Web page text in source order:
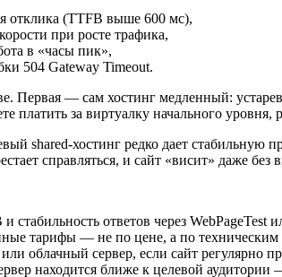
отклика (TTFB выше 600 мс),
при росте трафика,
в «часы пик»,
504 Gateway Timeout.
Первая — сам хостинг медленный:
платить за виртуалку начального
shared-хостинг редко дает стабильную
справляться, и сайт «висит» даже
стабильность ответов через WebPageTest
тарифы — не по цене, а по
облачный сервер, если сайт регулярно
находится ближе к целевой